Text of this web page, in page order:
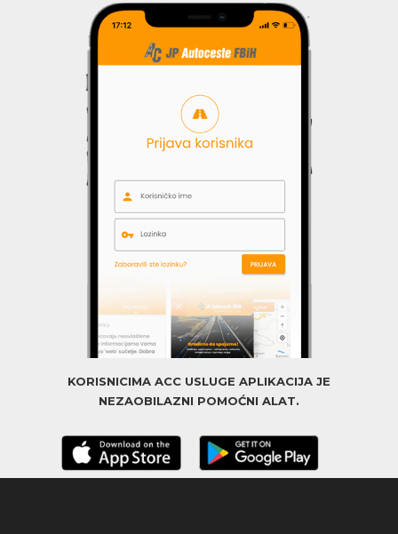
KORISNICIMA ACC USLUGE APLIKACIJA JE
NEZAOBILAZNI POMOĆNI ALAT.